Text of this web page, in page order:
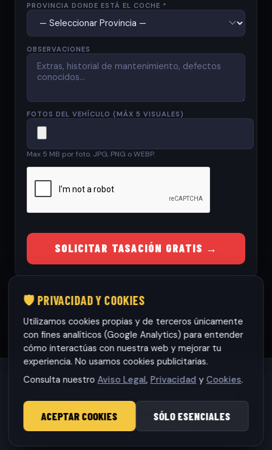
PROVINCIA DONDE ESTÁ EL COCHE *
OBSERVACIONES
FOTOS DEL VEHÍCULO (MÁX 5 VISUALES)
Max 5 MB por foto. JPG, PNG o WEBP.
SOLICITAR TASACIÓN GRATIS →
© 2026 RamonCars. Todos los derechos reservados.
🛡️ PRIVACIDAD Y COOKIES
Utilizamos cookies propias y de terceros únicamente
con fines analíticos (Google Analytics) para entender
cómo interactúas con nuestra web y mejorar tu
experiencia. No usamos cookies publicitarias.
Consulta nuestroAviso Legal, Privacidad y Cookies.
ACEPTAR COOKIES SÓLO ESENCIALES